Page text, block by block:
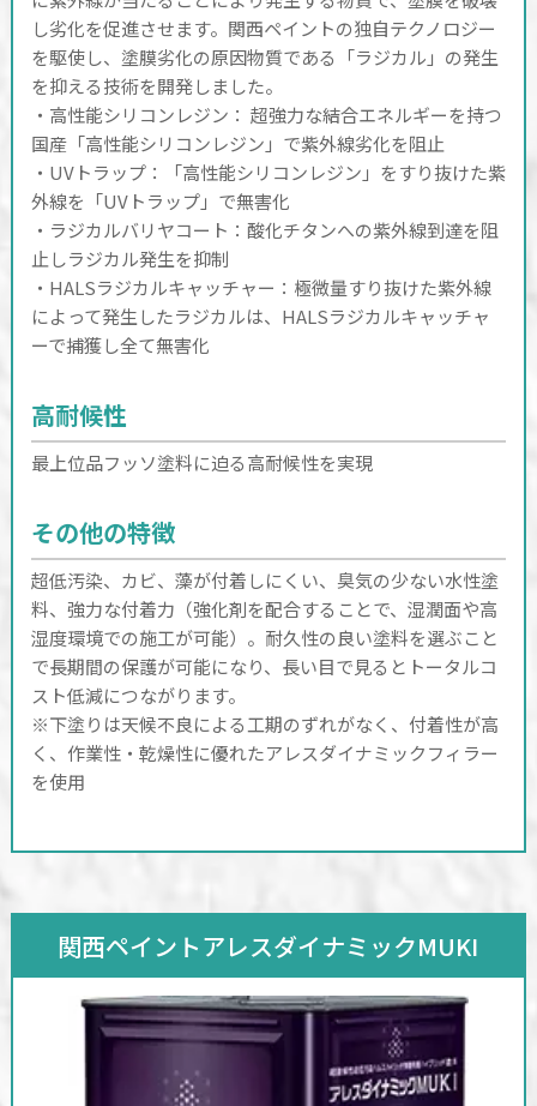
し劣化を促進させます。関西ペイントの独自テクノロジー
を駆使し、塗膜劣化の原因物質である「ラジカル」の発生
を抑える技術を開発しました。
・高性能シリコンレジン： 超強力な結合エネルギーを持つ
国産「高性能シリコンレジン」で紫外線劣化を阻止
・UVトラップ：「高性能シリコンレジン」をすり抜けた紫
外線を「UVトラップ」で無害化
・ラジカルバリヤコート：酸化チタンへの紫外線到達を阻
止しラジカル発生を抑制
・HALSラジカルキャッチャー：極微量すり抜けた紫外線
によって発生したラジカルは、HALSラジカルキャッチャ
ーで捕獲し全て無害化
高耐候性
最上位品フッソ塗料に迫る高耐候性を実現
その他の特徴
超低汚染、カビ、藻が付着しにくい、臭気の少ない水性塗
料、強力な付着力（強化剤を配合することで、湿潤面や高
湿度環境での施工が可能）。耐久性の良い塗料を選ぶこと
で長期間の保護が可能になり、長い目で見るとトータルコ
スト低減につながります。
※下塗りは天候不良による工期のずれがなく、付着性が高
く、作業性・乾燥性に優れたアレスダイナミックフィラー
を使用
関西ペイントアレスダイナミックMUKI